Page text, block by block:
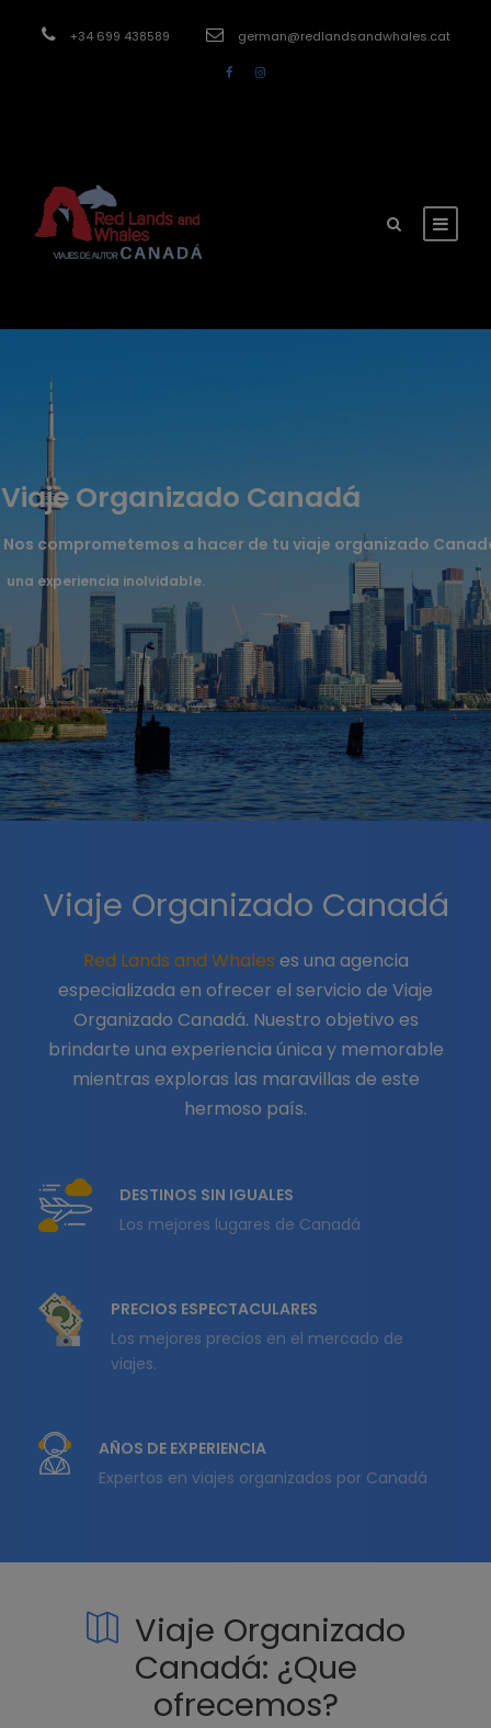
+34 699 438589 german@redlandsandwhales.cat
Viaje Organizado Canadá
Nos comprometemos a hacer de tu viaje organizado
una experiencia inolvidable.
Viaje Organizado Canadá
Red Lands and Whales es una agencia
especializada en ofrecer el servicio de Viaje
Organizado Canadá. Nuestro objetivo es
brindarte una experiencia única y memorable
mientras exploras las maravillas de este
hermoso país.
DESTINOS SIN IGUALES
Los mejores lugares de Canadá
PRECIOS ESPECTACULARES
Los mejores precios en el mercado de
viajes.
AÑOS DE EXPERIENCIA
Expertos en viajes organizados por Canadá
Viaje Organizado
Canadá: ¿Que
ofrecemos?